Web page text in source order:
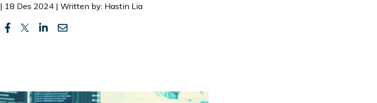
| 18 Des 2024 | Written by: Hastin Lia